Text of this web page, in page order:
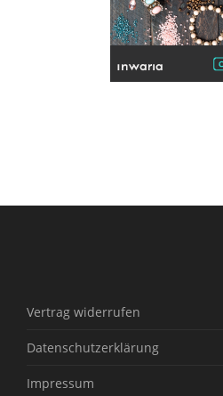
Vertrag widerrufen
Datenschutzerklärung
Impressum